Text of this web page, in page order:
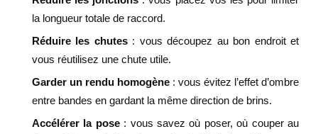
la longueur totale de raccord.
Réduire les chutes: vous découpez au bon endroit et
vous réutilisez une chute utile.
Garder un rendu homogène : vous évitez l’effet d’ombre
entre bandes en gardant la même direction de brins.
Accélérer la pose: vous savez où poser, où couper au